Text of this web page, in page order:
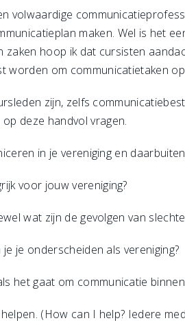
volwaardige
maken. Wel is het
hoop ik dat cursisten
om communicatietaken op
zijn, zelfs
deze handvol vragen.
in je vereniging en
voor jouw vereniging?
wat zijn de gevolgen van
je onderscheiden als vereniging?
het gaat om communicatie
(How can I help? Iedere